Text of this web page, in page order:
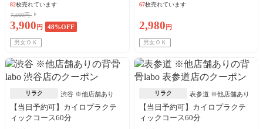
82枚売れています
7,560円
3,900 円 48%OFF
男女ＯＫ
67枚売れています
2,980 円
男女ＯＫ
リラク 渋谷 ※他店舗あり
【当日予約可】カイロプラクテ
ィックコース60分
リラク 表参道 ※他店舗あり
【当日予約可】カイロプラクテ
ィックコース60分